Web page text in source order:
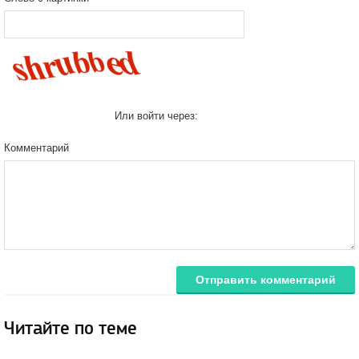
Или войти через:
Комментарий
Отправить комментарий
Читайте по теме